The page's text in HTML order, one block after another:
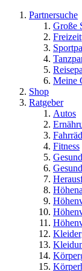
Partnersuche
Große
Meine
Shop
Ratgeber
Autos
Fitness